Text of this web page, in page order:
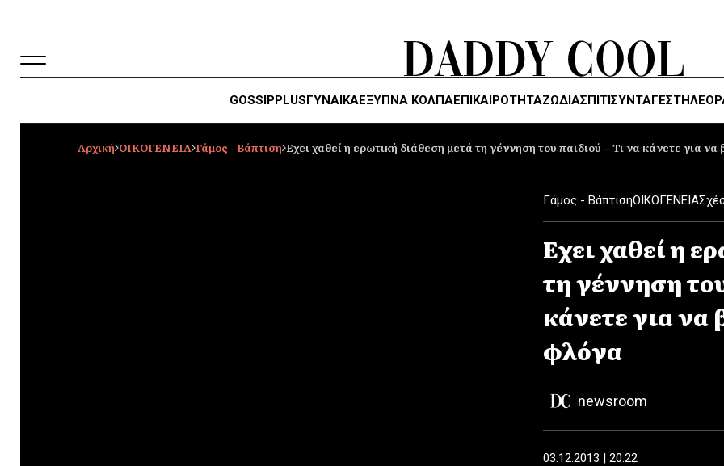
GOSSIPPLUSΓΥΝΑΙΚΑΈΞΥΠΝΑ ΚΌΛΠΑΕΠΙΚΑΙΡΟΤΗΤΑΖΏΔΙΑΣΠΙΤΙΣΥΝΤΑΓΕΣ
Αρχική ΟΙΚΟΓΕΝΕΙΑ Γάμος - Βάπτιση Εχει χαθεί η ερωτική διάθεση μετά τη γέννηση του παιδιού – Τι να κάνετε για
Γάμος - ΒάπτισηΟΙΚΟΓΕΝΕΙΑ
Εχει χαθεί η
τη γέννηση
κάνετε για να
φλόγα
newsroom
03.12.2013 | 20:22